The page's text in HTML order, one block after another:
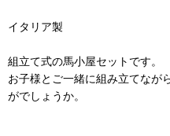
イタリア製
組立て式の馬小屋セットです。
お子様とご一緒に組み立てなが
がでしょうか。